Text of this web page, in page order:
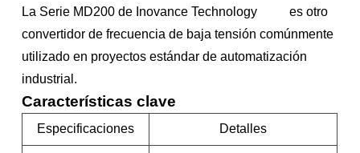
La Serie MD200 de Inovance Technology
es otro
convertidor de frecuencia de baja tensión comúnmente
utilizado en proyectos estándar de automatización
industrial.
Características clave
Especificaciones Detalles